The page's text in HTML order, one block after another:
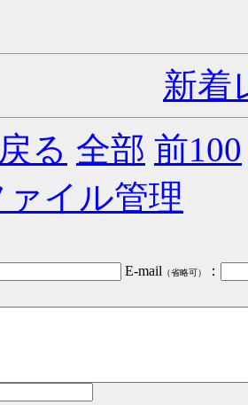
新着
る 全部 前100
ァイル管理
E-mail （省略可）
：